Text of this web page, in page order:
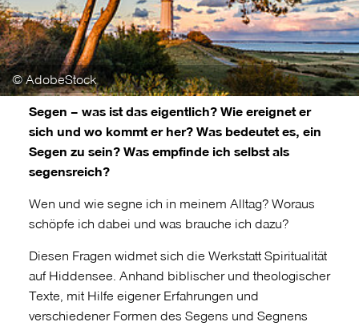
© AdobeStock
Segen – was ist das eigentlich? Wie ereignet er
sich und wo kommt er her? Was bedeutet es, ein
Segen zu sein? Was empfinde ich selbst als
segensreich?
Wen und wie segne ich in meinem Alltag? Woraus
schöpfe ich dabei und was brauche ich dazu?
Diesen Fragen widmet sich die Werkstatt Spiritualität
auf Hiddensee. Anhand biblischer und theologischer
Texte, mit Hilfe eigener Erfahrungen und
verschiedener Formen des Segens und Segnens